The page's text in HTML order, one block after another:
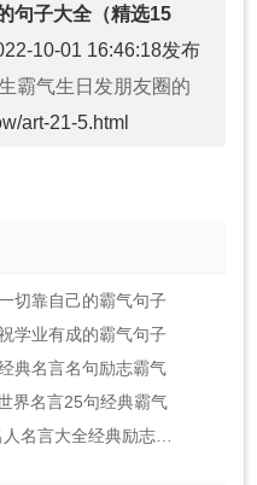
句子大全（精选15
10-01 16:46:18发布
霸气生日发朋友圈的
art-21-5.html
切靠自己的霸气句子
学业有成的霸气句子
典名言名句励志霸气
界名言25句经典霸气